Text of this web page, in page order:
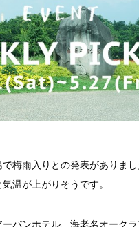
梅雨入りとの発表がありま
温が上がりそうです。
バンホテル、海老名オーク